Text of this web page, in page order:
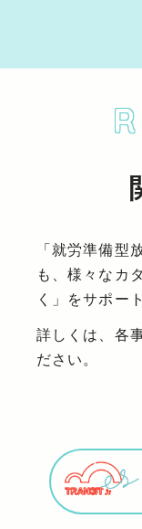
「就労準備型
も、様々なカ
く」をサポー
詳しくは、各
ださい。